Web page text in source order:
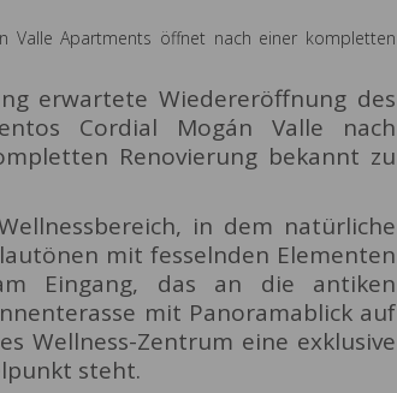
Valle Apartments öffnet nach einer kompletten
erwartete Wiedereröffnung des
Cordial Mogán Valle nach
Renovierung bekannt zu
in dem natürliche
mit fesselnden Elementen
Eingang, das an die antiken
mit Panoramablick auf
Wellness-Zentrum eine exklusive
steht.